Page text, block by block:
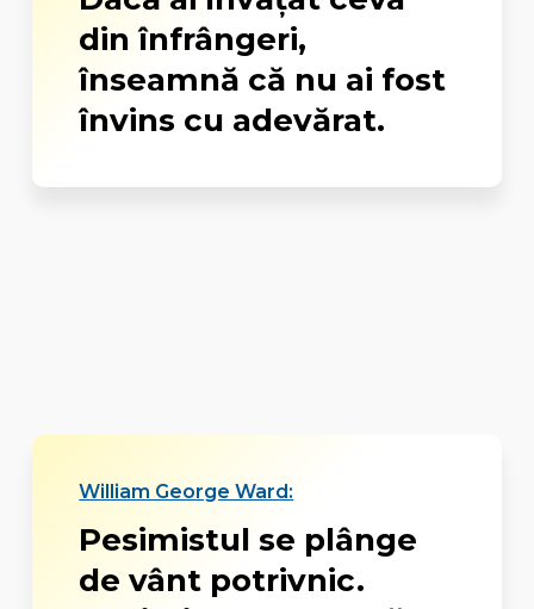
din înfrângeri,
înseamnă că nu ai fost
învins cu adevărat.
William George Ward:
Pesimistul se plânge
de vânt potrivnic.